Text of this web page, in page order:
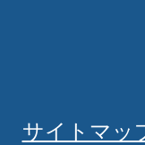
サイトマッ